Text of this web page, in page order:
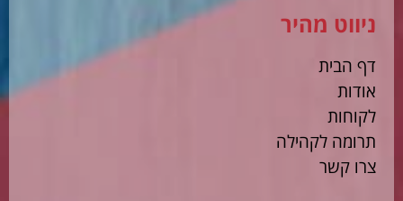
ניווט מהיר
דף הבית
אודות
לקוחות
תרומה לקהילה
צרו קשר